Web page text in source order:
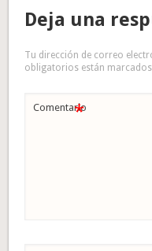
Deja una
Tu dirección de correo
obligatorios están
Comentario
*